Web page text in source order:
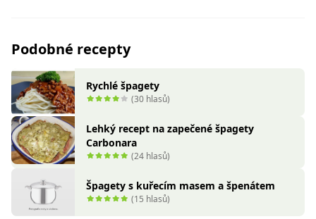
Podobné recepty
Rychlé špagety
(30 hlasů)
Lehký recept na zapečené špagety
Carbonara
(24 hlasů)
Špagety s kuřecím masem a špenátem
(15 hlasů)